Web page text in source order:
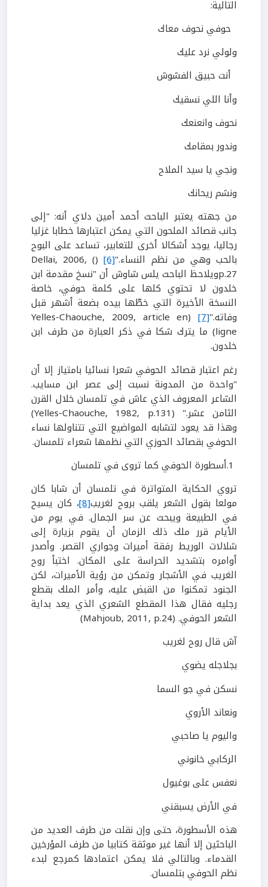
التالية:
حوفي نحوف معاك
ولولي نرد عليك
أنت حبيق الفشوش
وأنا اللي نسقيك
نحوف وانعنعك
وندور بمقامك
ونجي يا سيد الملاح
ونشم ريحانك
من جهته يعتبر الباحث أحمد أمين دلاي أنه: "إلى
جانب قصائد الملحون التي يمكن اعتبارها خطابا غزليا
رجاليا، يوجد أشكالا أخرى للتعابير، تساعد على البوح
بالحب وهي من نظم النساء."[6]
(
(
Dellai, 2006,
p.27ويلاحظ الباحث يلس شاوش أن "نسخ مقدمة ابن
خلدون لا تحتوي كلها على كلمة حوفي، خاصة
النسخة الأخيرة التي خطّها بيده بضعة أشهر قبل
وفاته."[7]
(
Yelles-Chaouche, 2009, article en
ligne
) ما يترك شكا في ذكر العبارة من طرف ابن
خلدون.
رغم اعتبار قصائد الحوفي شعرا نسائيا بامتياز إلا أن
"واحدة من المدونة نسبت إلى عصر ابن مسايب.
الشاعر المعروف الذي عاش في تلمسان خلال القرن
الثامن عشر." (
Yelles-Chaouche, 1982, p.131
)
وهذا قد يعود لتشابه المواضيع التي تتناولها نساء
الحوفي بقصائد الحوزي التي نظمها شعراء تلمسان.
1
.أسطورة الحوفي كما تروى في تلمسان
تروي الحكاية المتواترة في تلمسان أن شابا كان
مولعا بقول الشعر يلقب بروح لغريب[8]، كان يسيح
في الطبيعة ويبحث عن سر الجمال. في يوم من
الأيام قرر ملك ذلك الزمان أن يقوم بزيارة إلى
شلالات الوريط رفقة أميرات وجواري القصر. وأصدر
أوامره بتشديد الحراسة على المكان. اختبأ روح
الغريب في الأشجار وتمكن من رؤية الأميرات، لكن
الجنود تمكنوا من القبض عليه، وأمر الملك بقطع
رجليه فقال هذا المقطع الشعري الذي يعد بداية
الشعر الحوفي. (
Mahjoub, 2011, p.24
)
آش قال روح لغريب
بجلاجله يضوي
نسكن في جو السما
ونعاند الأروي
واليوم يا صاحبي
الركابي خانوني
نعفس على بوغيول
في الأرض يسبقني
هذه الأسطورة، حتى وإن نقلت من طرف العديد من
الباحثين إلا أنها غير موثقة كتابيا من طرف المؤرخين
القدماء. وبالتالي فلا يمكن اعتمادها كمرجع لبدء
نظم الحوفي بتلمسان.